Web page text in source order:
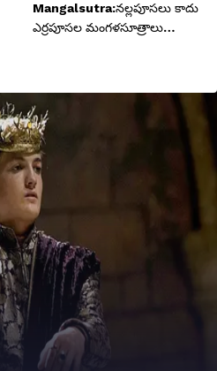
Mangalsutra:నల్లపూసలు కాదు
ఎర్రపూసల మంగళసూత్రాలు